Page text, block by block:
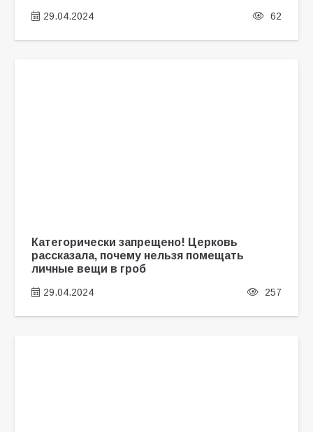
29.04.2024 62
Категорически запрещено! Церковь
рассказала, почему нельзя помещать
личные вещи в гроб
29.04.2024 257